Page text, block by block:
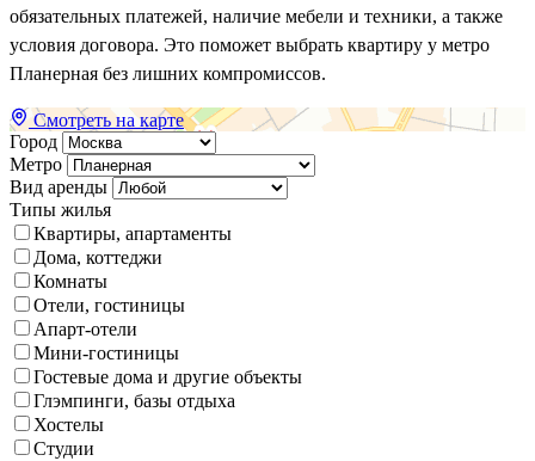
обязательных платежей, наличие мебели и техники, а также
условия договора. Это поможет выбрать квартиру у метро
Планерная без лишних компромиссов.
Смотреть на карте
Город
Метро
Вид аренды
Типы жилья
Квартиры, апартаменты
Дома, коттеджи
Комнаты
Отели, гостиницы
Апарт-отели
Мини-гостиницы
Гостевые дома и другие объекты
Глэмпинги, базы отдыха
Хостелы
Студии